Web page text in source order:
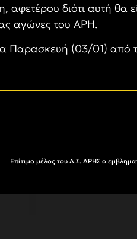
διότι αυτή θα
αγώνες του ΑΡΗ.
Παρασκευή (03/01) από
Επίτιμο μέλος του Α.Σ. ΑΡΗΣ ο